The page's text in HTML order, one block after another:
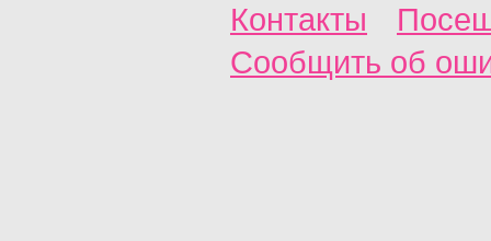
Контакты
Сообщить об